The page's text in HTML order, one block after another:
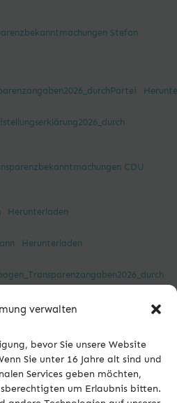
verwalten
bevor Sie unsere Website
Sie unter 16 Jahre alt sind und
Services geben möchten,
um Erlaubnis bitten.
Stefan
CDU
Herunterladen
Herunterladen
Bgm.
Stefan